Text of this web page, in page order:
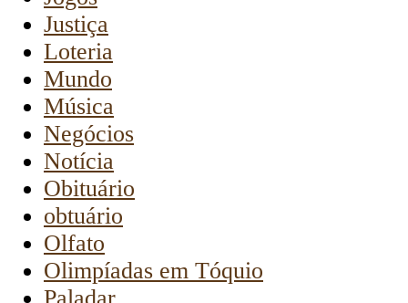
Justiça
Loteria
Mundo
Música
Negócios
Notícia
Obituário
obtuário
Olfato
Olimpíadas em Tóquio